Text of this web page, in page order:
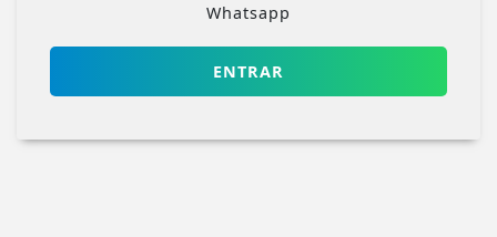
Whatsapp
ENTRAR